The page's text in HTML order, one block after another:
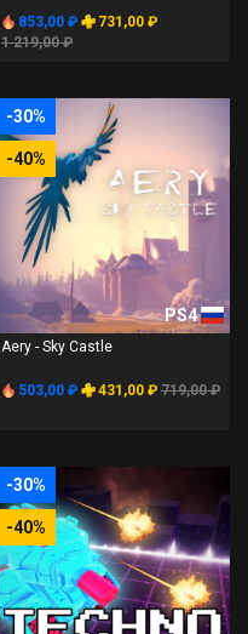
853,00 ₽
731,00 ₽
1 219,00 ₽
-30%
-40%
PS4
Aery - Sky Castle
503,00 ₽ 431,00 ₽ 719,00 ₽
-30%
-40%